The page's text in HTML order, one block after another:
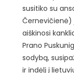
susitiko su
Černevičienė)
aiškinosi
Prano
sodybą,
ir indėlį į